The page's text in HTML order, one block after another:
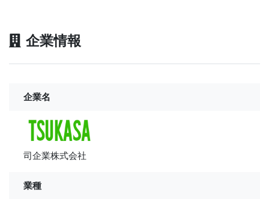
企業情報
企業名
司企業株式会社
業種